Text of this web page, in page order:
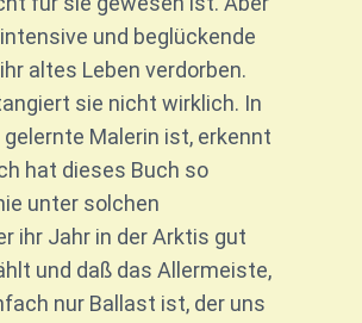
und beglückende
altes Leben verdorben.
sie nicht wirklich. In
Malerin ist, erkennt
hat dieses Buch so
unter solchen
ihr Jahr in der Arktis gut
und daß das Allermeiste,
nur Ballast ist, der uns